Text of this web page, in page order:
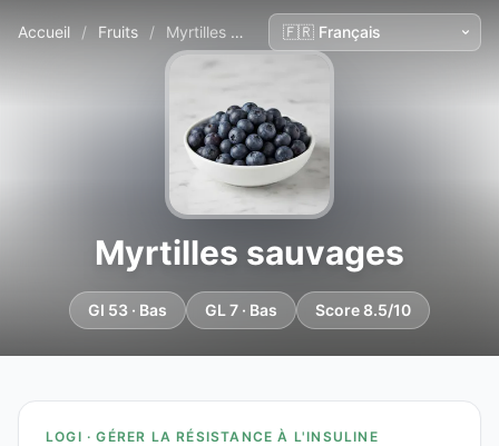
Accueil / Fruits / Myrtilles sauvages
Myrtilles sauvages
GI 53 · Bas GL 7 · Bas Score 8.5/10
LOGI · GÉRER LA RÉSISTANCE À L'INSULINE